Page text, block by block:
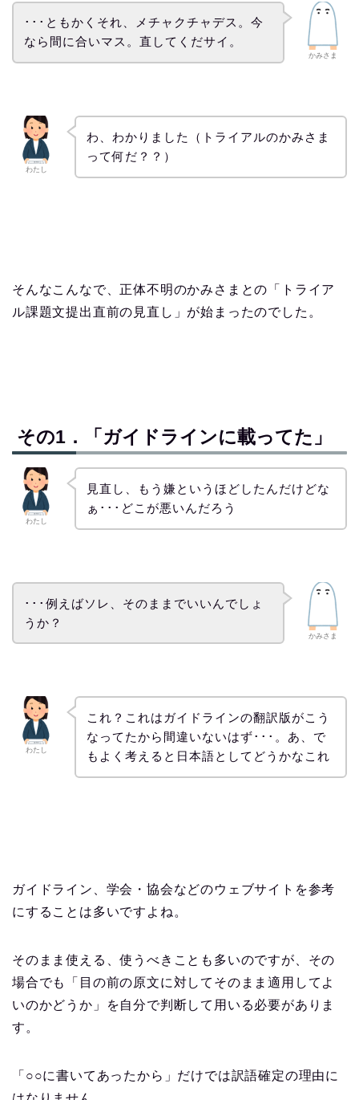
かみさま
･･･ともかくそれ、メチャクチャデス。今
なら間に合いマス。直してくだサイ。
わたし
わ、わかりました（トライアルのかみさま
って何だ？？）
そんなこんなで、正体不明のかみさまとの「トライア
ル課題文提出直前の見直し」が始まったのでした。
その1．「ガイドラインに載ってた」
わたし
見直し、もう嫌というほどしたんだけどな
ぁ･･･どこが悪いんだろう
かみさま
･･･例えばソレ、そのままでいいんでしょ
うか？
わたし
これ？これはガイドラインの翻訳版がこう
なってたから間違いないはず･･･。あ、で
もよく考えると日本語としてどうかなこれ
ガイドライン、学会・協会などのウェブサイトを参考
にすることは多いですよね。
そのまま使える、使うべきことも多いのですが、その
場合でも「目の前の原文に対してそのまま適用してよ
いのかどうか」を自分で判断して用いる必要がありま
す。
「○○に書いてあったから」だけでは訳語確定の理由に